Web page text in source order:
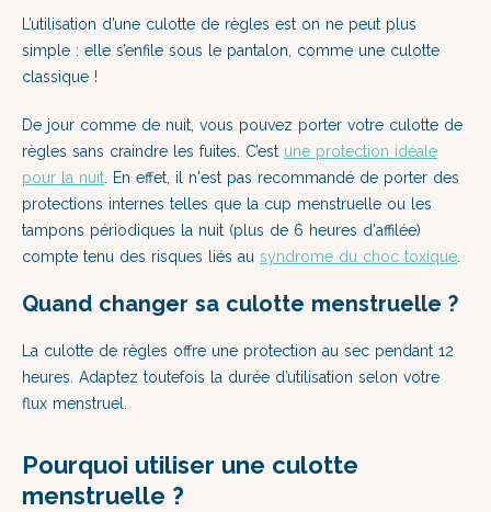
L’utilisation d’une culotte de règles est on ne peut plus
simple : elle s’enfile sous le pantalon, comme une culotte
classique !
De jour comme de nuit, vous pouvez porter votre culotte de
règles sans craindre les fuites. C’est une protection idéale
pour la nuit. En effet, il n'est pas recommandé de porter des
protections internes telles que la cup menstruelle ou les
tampons périodiques la nuit (plus de 6 heures d'affilée)
compte tenu des risques liés au syndrome du choc toxique.
Quand changer sa culotte menstruelle ?
La culotte de règles offre une protection au sec pendant 12
heures. Adaptez toutefois la durée d’utilisation selon votre
flux menstruel.
Pourquoi utiliser une culotte
menstruelle ?